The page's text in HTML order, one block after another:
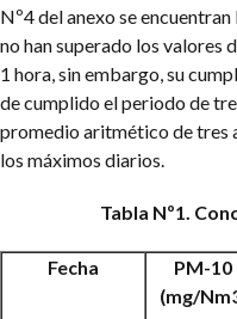
Nº4 del anexo se
no han superado los valores
1 hora, sin embargo, su
de cumplido el periodo de
promedio aritmético de tres
los máximos diarios.
Tabla Nº1.
Fecha
PM-10
(mg/